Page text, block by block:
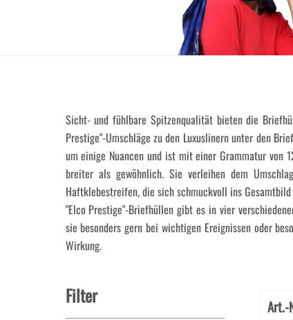
Sicht- und fühlbare Spitzenqualität bieten die
Prestige"-Umschläge zu den Luxuslinern unter den
um einige Nuancen und ist mit einer Grammatur von
breiter als gewöhnlich. Sie verleihen dem
Haftklebestreifen, die sich schmuckvoll ins
"Elco Prestige"-Briefhüllen gibt es in vier
sie besonders gern bei wichtigen Ereignissen oder
Wirkung.
Filter Art.-